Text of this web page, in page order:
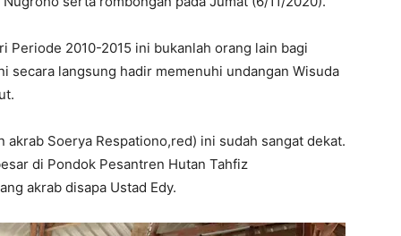
Periode 2010-2015 ini bukanlah orang lain bagi
secara langsung hadir memenuhi undangan Wisuda
akrab Soerya Respationo,red) ini sudah sangat dekat.
di Pondok Pesantren Hutan Tahfiz
akrab disapa Ustad Edy.